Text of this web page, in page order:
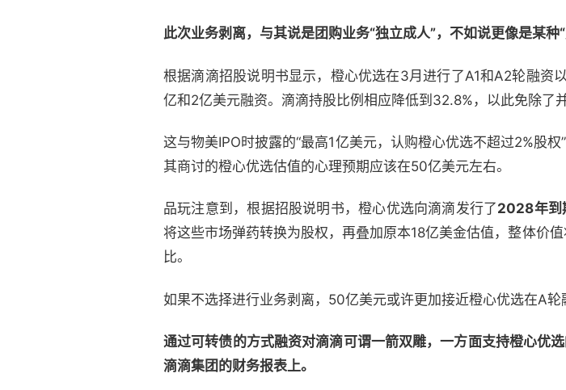
此次业务剥离，与其说是团购业务“独立成人”，不如说更像是某种
根据滴滴招股说明书显示，橙心优选在3月进行了A1和A2轮融资
亿和2亿美元融资。滴滴持股比例相应降低到32.8%，以此免除了
这与物美IPO时披露的“最高1亿美元，认购橙心优选不超过2%股
其商讨的橙心优选估值的心理预期应该在50亿美元左右。
品玩注意到，根据招股说明书，橙心优选向滴滴发行了2028年到
将这些市场弹药转换为股权，再叠加原本18亿美金估值，整体价
比。
如果不选择进行业务剥离，50亿美元或许更加接近橙心优选在A轮
通过可转债的方式融资对滴滴可谓一箭双雕，一方面支持橙心优
滴滴集团的财务报表上。